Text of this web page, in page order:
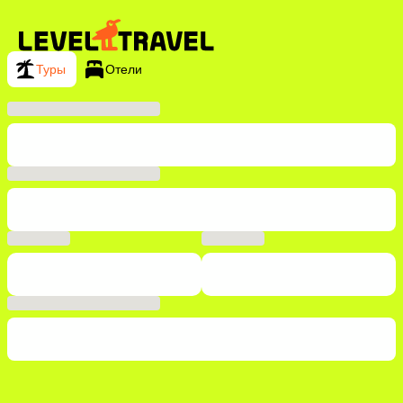
Туры Отели